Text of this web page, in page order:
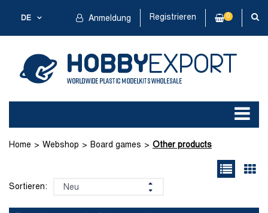
DE Anmeldung Registrieren 0
Home Webshop Board games Other products
Sortieren: